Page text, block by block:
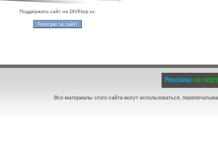
Поддержать сайт на DIVEtop.ru:
Все материалы этого сайта могут использоваться,